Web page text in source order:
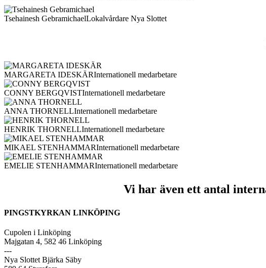
Tsehainesh GebramichaelLokalvårdare Nya Slottet
MARGARETA IDESKÄRInternationell medarbetare
CONNY BERGQVISTInternationell medarbetare
ANNA THORNELLInternationell medarbetare
HENRIK THORNELLInternationell medarbetare
MIKAEL STENHAMMARInternationell medarbetare
EMELIE STENHAMMARInternationell medarbetare
Vi har även ett antal
PINGSTKYRKAN LINKÖPING
Cupolen i Linköping
Majgatan 4, 582 46 Linköping
---
Nya Slottet Bjärka Säby